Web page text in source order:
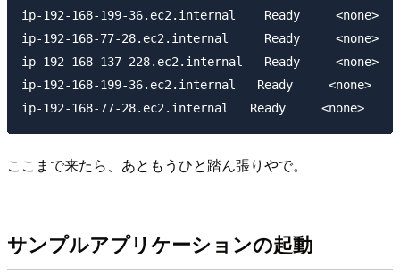
ip-192-168-199-36.ec2.internal    Ready
ip-192-168-77-28.ec2.internal     Ready     <none>
ip-192-168-137-228.ec2.internal   Ready
ip-192-168-199-36.ec2.internal   Ready     <none>
ここまで来たら、あともうひと踏ん張りやで。
サンプルアプリケーションの起動